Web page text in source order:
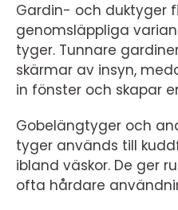
Gardin- och duktyger
genomsläppliga
tyger. Tunnare
skärmar av insyn,
in fönster och skapar
Gobelängtyger och
tyger används till
ibland väskor. De ger
ofta hårdare